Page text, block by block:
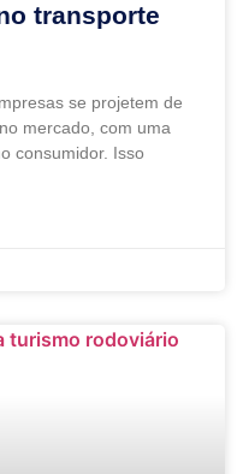
transporte
se projetem de
mercado, com uma
consumidor. Isso